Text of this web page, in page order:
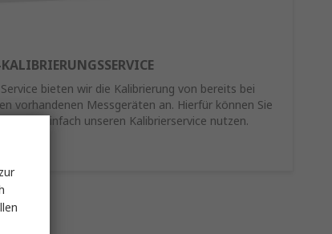
KALIBRIERUNGSSERVICE
bieten wir die Kalibrierung von bereits bei
vorhandenen Messgeräten an. Hierfür können Sie
und einfach unseren Kalibrierservice nutzen.